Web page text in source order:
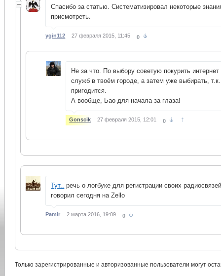
Спасибо за статью. Систематизировал некоторые
присмотреть.
ygin112 27 февраля 2015, 11:45 0
Не за что. По выбору советую покурить
служб в твоём городе, а затем уже выбирать,
пригодится.
А вообще, Бао для начала за глаза!
Gonscik 27 февраля 2015, 12:01 0 ↑
Тут..
речь о логбуке для регистрации своих
говорил сегодня на Zello
Pamir 2 марта 2016, 19:09 0
Только зарегистрированные и авторизованные пользователи могут